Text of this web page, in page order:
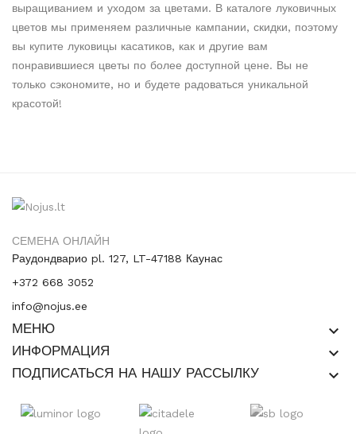
выращиванием и уходом за цветами. В каталоге луковичных
цветов мы применяем различные кампании, скидки, поэтому
вы купите луковицы касатиков, как и другие вам
понравившиеся цветы по более доступной цене. Вы не
только сэкономите, но и будете радоваться уникальной
красотой!
СЕМЕНА ОНЛАЙН
Раудондварио pl. 127, LT-47188 Каунас
+372 668 3052
info@nojus.ee
МЕНЮ keyboard_arrow_down
ИНФОРМАЦИЯ keyboard_arrow_down
ПОДПИСАТЬСЯ НА НАШУ РАССЫЛКУ keyboard_arrow_down